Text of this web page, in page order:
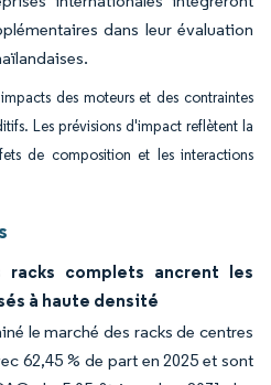
dans leur évaluation
des moteurs et des contraintes
Les prévisions d'impact reflètent la
de composition et les interactions
complets ancrent les
à haute densité
le marché des racks de centres
62,45 % de part en 2025 et sont